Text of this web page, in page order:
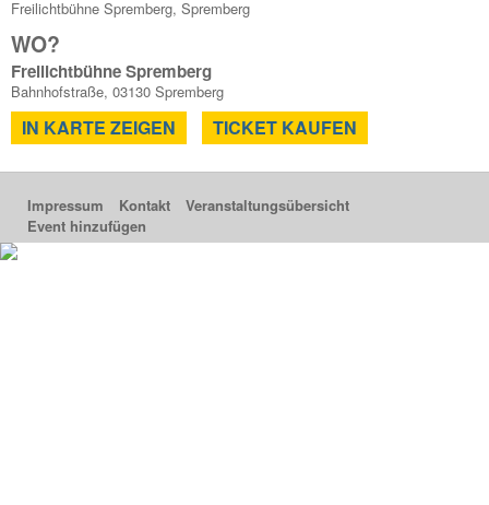
Freilichtbühne Spremberg, Spremberg
WO?
Freilichtbühne Spremberg
Bahnhofstraße, 03130 Spremberg
IN KARTE ZEIGEN TICKET KAUFEN
Impressum Kontakt
Veranstaltungsübersicht
Event hinzufügen